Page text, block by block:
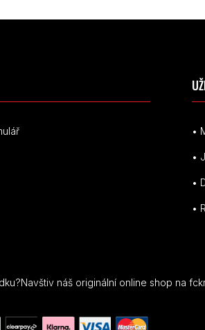
•
•
•
•
náš originální online shop na